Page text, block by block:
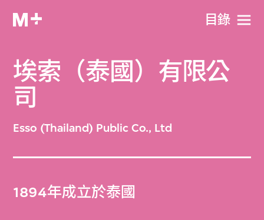
目​錄
埃索（泰國）有限公
司
Esso (Thailand) Public Co., Ltd
1894年成立於泰國